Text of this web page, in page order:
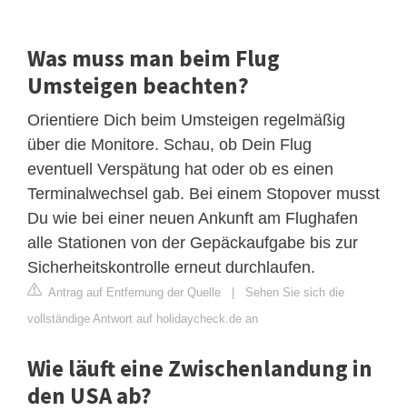
Was muss man beim Flug
Umsteigen beachten?
Orientiere Dich beim Umsteigen regelmäßig
über die Monitore. Schau, ob Dein Flug
eventuell Verspätung hat oder ob es einen
Terminalwechsel gab. Bei einem Stopover musst
Du wie bei einer neuen Ankunft am Flughafen
alle Stationen von der Gepäckaufgabe bis zur
Sicherheitskontrolle erneut durchlaufen.
Antrag auf Entfernung der Quelle | Sehen Sie sich die
vollständige Antwort auf holidaycheck.de an
Wie läuft eine Zwischenlandung in
den USA ab?